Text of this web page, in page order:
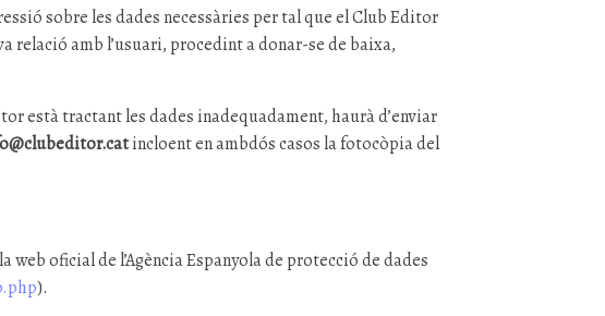
sobre les dades necessàries per tal que el Club Editor
relació amb l’usuari, procedint a donar-se de baixa,
està tractant les dades inadequadament, haurà d’enviar
incloent en ambdós casos la fotocòpia del
oficial de l’Agència Espanyola de protecció de dades
).